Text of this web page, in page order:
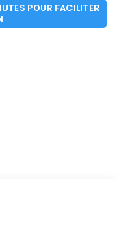
POUR FACILITER